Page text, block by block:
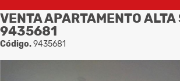
VENTA APARTAMENTO
9435681
Código.9435681